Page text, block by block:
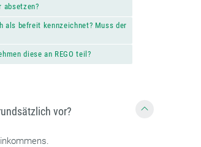
absetzen?
als befreit kennzeichnet? Muss der
diese an REGO teil?
vor?